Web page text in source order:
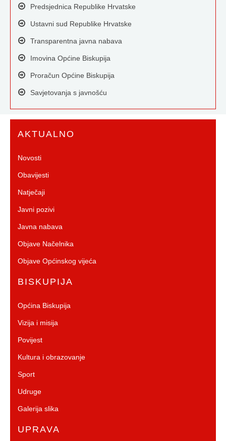
Predsjednica Republike Hrvatske
Ustavni sud Republike Hrvatske
Transparentna javna nabava
Imovina Općine Biskupija
Proračun Općine Biskupija
Savjetovanja s javnošću
AKTUALNO
Novosti
Obavijesti
Natječaji
Javni pozivi
Javna nabava
Objave Načelnika
Objave Općinskog vijeća
BISKUPIJA
Općina Biskupija
Vizija i misija
Povijest
Kultura i obrazovanje
Sport
Udruge
Galerija slika
UPRAVA